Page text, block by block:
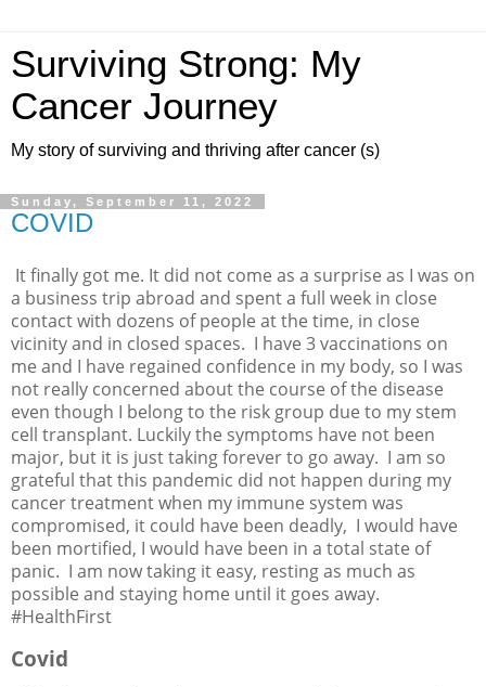
Surviving Strong: My
Cancer Journey
My story of surviving and thriving after cancer (s)
Sunday, September 11, 2022
COVID
It finally got me. It did not come as a surprise as I was on
a business trip abroad and spent a full week in close
contact with dozens of people at the time, in close
vicinity and in closed spaces. I have 3 vaccinations on
me and I have regained confidence in my body, so I was
not really concerned about the course of the disease
even though I belong to the risk group due to my stem
cell transplant. Luckily the symptoms have not been
major, but it is just taking forever to go away. I am so
grateful that this pandemic did not happen during my
cancer treatment when my immune system was
compromised, it could have been deadly, I would have
been mortified, I would have been in a total state of
panic. I am now taking it easy, resting as much as
possible and staying home until it goes away.
#HealthFirst
Covid